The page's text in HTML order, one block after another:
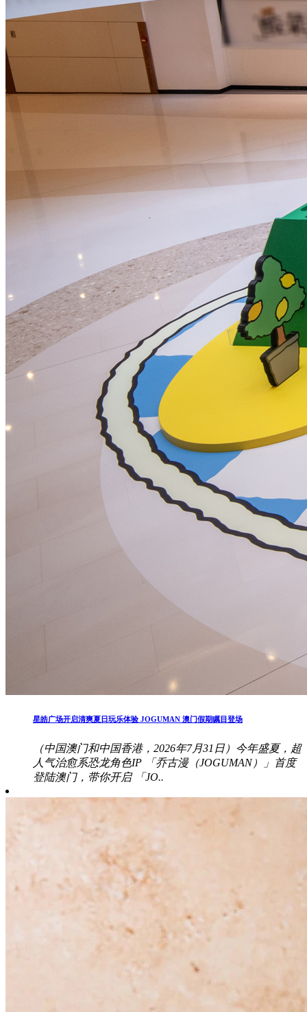
星皓广场开启清爽夏日玩乐体验 JOGUMAN 澳门假期瞩目登场
（中国澳门和中国香港，2026年7月31日）今年盛夏，超
人气治愈系恐龙角色IP 「乔古漫（JOGUMAN）」首度
登陆澳门，带你开启 「JO..